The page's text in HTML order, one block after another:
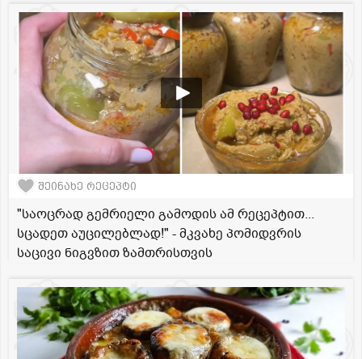
შეინახე რეცეპტი
"საოცრად გემრიელი გამოდის ამ რეცეპტით...
სცადეთ აუცილებლად!" - მკვახე პომიდვრის
საცივი ნიგვზით ზამთრისთვის